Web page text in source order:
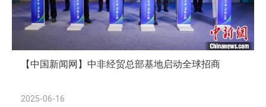
En savoir plus
【中国新闻网】中非经贸总部基地启动全球招商
2025-06-16